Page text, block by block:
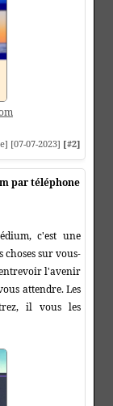
[07-07-2023] [#2]
par téléphone
c'est une
choses sur vous-
l'avenir
attendre. Les
il vous les